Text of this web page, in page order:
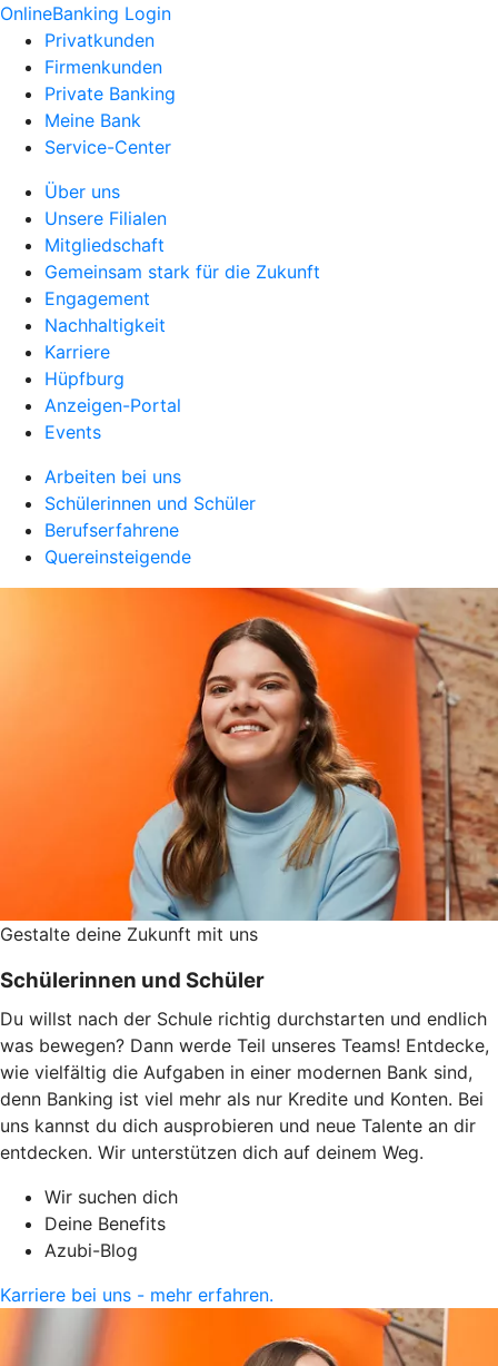
OnlineBanking Login
Privatkunden
Firmenkunden
Private Banking
Meine Bank
Service-Center
Über uns
Unsere Filialen
Mitgliedschaft
Gemeinsam stark für die Zukunft
Engagement
Nachhaltigkeit
Karriere
Hüpfburg
Anzeigen-Portal
Events
Arbeiten bei uns
Schülerinnen und Schüler
Berufserfahrene
Quereinsteigende
Gestalte deine Zukunft mit uns
Schülerinnen und Schüler
Du willst nach der Schule richtig durchstarten und endlich
was bewegen? Dann werde Teil unseres Teams! Entdecke,
wie vielfältig die Aufgaben in einer modernen Bank sind,
denn Banking ist viel mehr als nur Kredite und Konten. Bei
uns kannst du dich ausprobieren und neue Talente an dir
entdecken. Wir unterstützen dich auf deinem Weg.
Wir suchen dich
Deine Benefits
Azubi-Blog
Karriere bei uns - mehr erfahren.